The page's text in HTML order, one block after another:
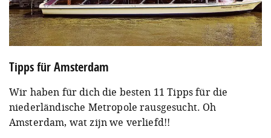
Tipps für Amsterdam
Wir haben für dich die besten 11 Tipps für die
niederländische Metropole rausgesucht. Oh
Amsterdam, wat zijn we verliefd!!